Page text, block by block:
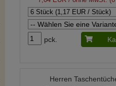
pck.
Herren